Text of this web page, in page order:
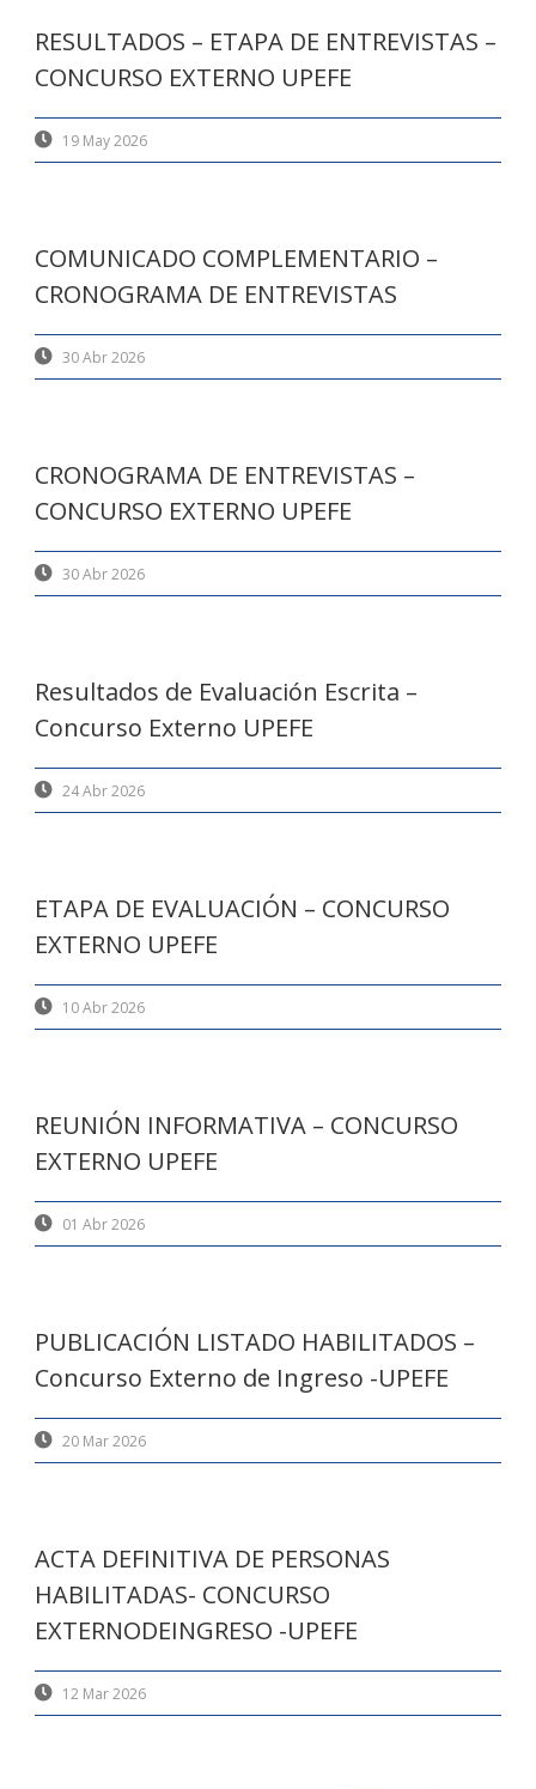
RESULTADOS – ETAPA DE ENTREVISTAS –
CONCURSO EXTERNO UPEFE
19 May 2026
COMUNICADO COMPLEMENTARIO –
CRONOGRAMA DE ENTREVISTAS
30 Abr 2026
CRONOGRAMA DE ENTREVISTAS –
CONCURSO EXTERNO UPEFE
30 Abr 2026
Resultados de Evaluación Escrita –
Concurso Externo UPEFE
24 Abr 2026
ETAPA DE EVALUACIÓN – CONCURSO
EXTERNO UPEFE
10 Abr 2026
REUNIÓN INFORMATIVA – CONCURSO
EXTERNO UPEFE
01 Abr 2026
PUBLICACIÓN LISTADO HABILITADOS –
Concurso Externo de Ingreso -UPEFE
20 Mar 2026
ACTA DEFINITIVA DE PERSONAS
HABILITADAS- CONCURSO
EXTERNODEINGRESO -UPEFE
12 Mar 2026